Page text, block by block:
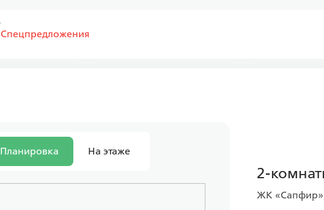
Спецпредложения
Планировка На этаже
2-
ЖК